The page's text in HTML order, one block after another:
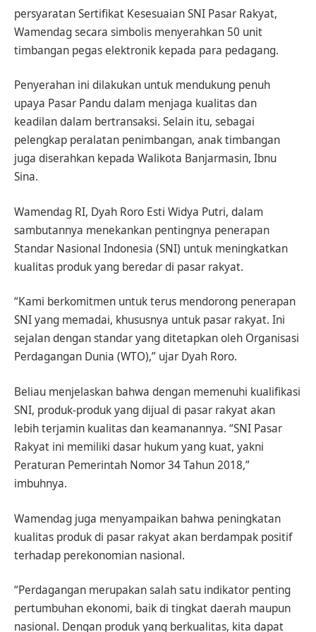
persyaratan Sertifikat Kesesuaian SNI Pasar Rakyat,
Wamendag secara simbolis menyerahkan 50 unit
timbangan pegas elektronik kepada para pedagang.
Penyerahan ini dilakukan untuk mendukung penuh
upaya Pasar Pandu dalam menjaga kualitas dan
keadilan dalam bertransaksi. Selain itu, sebagai
pelengkap peralatan penimbangan, anak timbangan
juga diserahkan kepada Walikota Banjarmasin, Ibnu
Sina.
Wamendag RI, Dyah Roro Esti Widya Putri, dalam
sambutannya menekankan pentingnya penerapan
Standar Nasional Indonesia (SNI) untuk meningkatkan
kualitas produk yang beredar di pasar rakyat.
“Kami berkomitmen untuk terus mendorong penerapan
SNI yang memadai, khususnya untuk pasar rakyat. Ini
sejalan dengan standar yang ditetapkan oleh Organisasi
Perdagangan Dunia (WTO),” ujar Dyah Roro.
Beliau menjelaskan bahwa dengan memenuhi kualifikasi
SNI, produk-produk yang dijual di pasar rakyat akan
lebih terjamin kualitas dan keamanannya. “SNI Pasar
Rakyat ini memiliki dasar hukum yang kuat, yakni
Peraturan Pemerintah Nomor 34 Tahun 2018,”
imbuhnya.
Wamendag juga menyampaikan bahwa peningkatan
kualitas produk di pasar rakyat akan berdampak positif
terhadap perekonomian nasional.
“Perdagangan merupakan salah satu indikator penting
pertumbuhan ekonomi, baik di tingkat daerah maupun
nasional. Dengan produk yang berkualitas, kita dapat